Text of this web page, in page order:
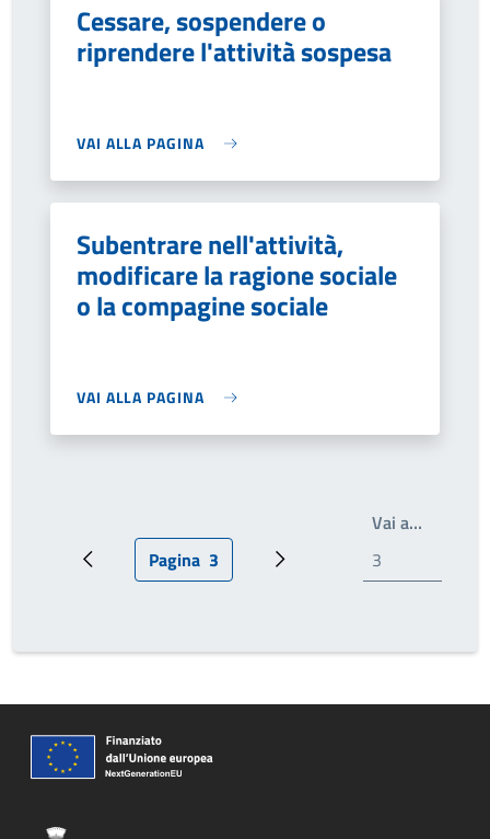
Cessare, sospendere o
riprendere l'attività sospesa
VAI ALLA PAGINA
Subentrare nell'attività,
modificare la ragione sociale
o la compagine sociale
VAI ALLA PAGINA
Pagina precedentePagina attuale
Pagina 3 Prossima pagina
Vai a…